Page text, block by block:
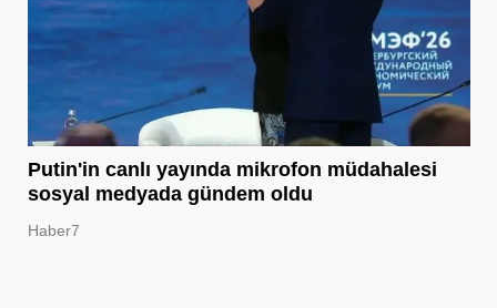
Putin'in canlı yayında mikrofon müdahalesi
sosyal medyada gündem oldu
Haber7